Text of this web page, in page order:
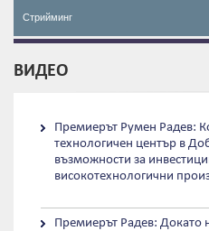
Стрийминг
ВИДЕО
Премиерът Румен Радев:
технологичен център в
възможности за
високотехнологични
Премиерът Радев: Докато